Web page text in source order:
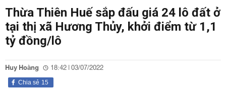
Thừa Thiên Huế sắp đấu giá 24 lô đất ở
tại thị xã Hương Thủy, khởi điểm từ 1,1
tỷ đồng/lô
Huy Hoàng 18:42 | 03/07/2022
15
Chia sẻ